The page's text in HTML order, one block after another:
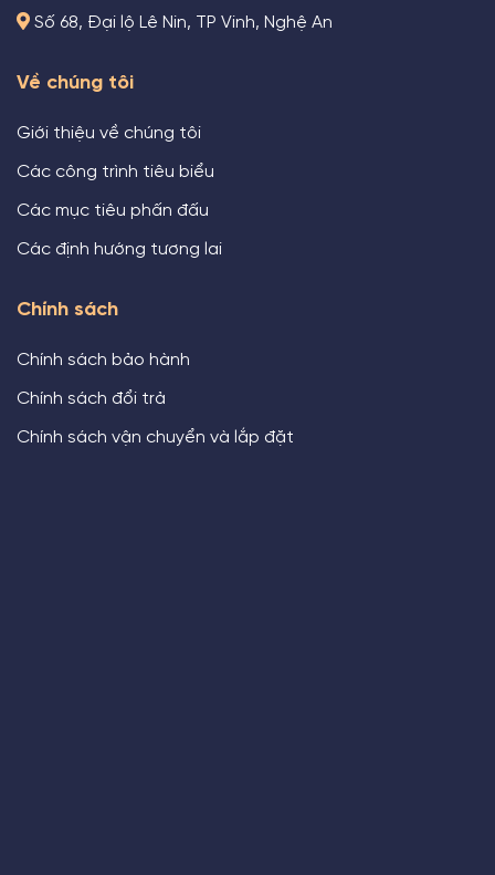
Số 68, Đại lộ Lê Nin, TP Vinh, Nghệ An
Về chúng tôi
Giới thiệu về chúng tôi
Các công trình tiêu biểu
Các mục tiêu phấn đấu
Các định hướng tương lai
Chính sách
Chính sách bảo hành
Chính sách đổi trả
Chính sách vận chuyển và lắp đặt